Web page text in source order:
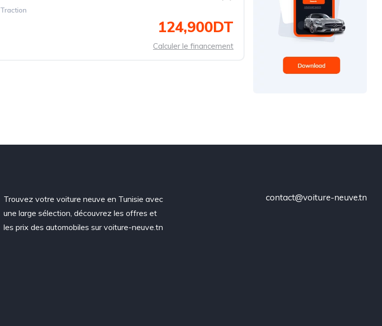
Traction
124,900DT
Calculer le financement
Trouvez votre voiture neuve en Tunisie avec
une large sélection, découvrez les offres et
les prix des automobiles sur voiture-neuve.tn
contact@voiture-neuve.tn